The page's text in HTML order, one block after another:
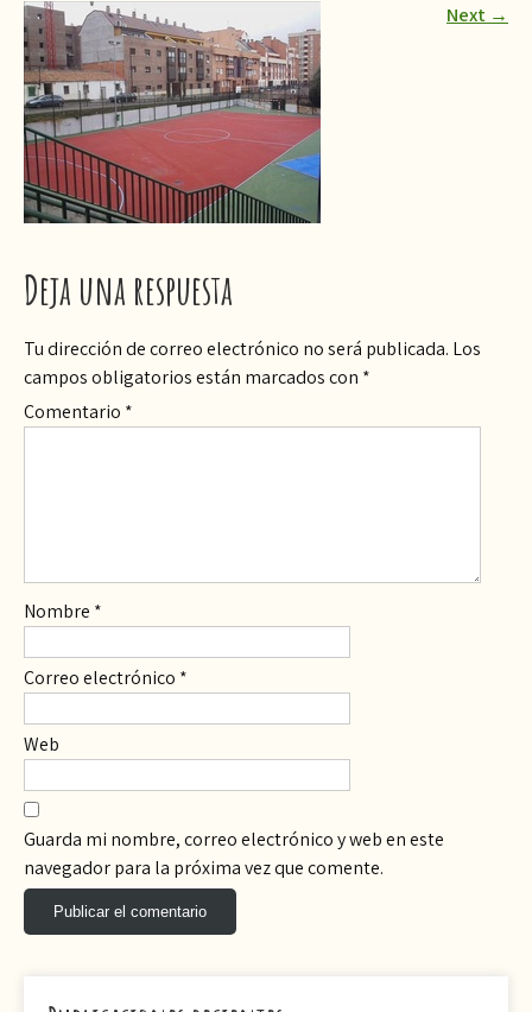
Next →
Deja una respuesta
Tu dirección de correo electrónico no será publicada. Los
campos obligatorios están marcados con *
Comentario *
Nombre *
Correo electrónico *
Web
Guarda mi nombre, correo electrónico y web en este
navegador para la próxima vez que comente.